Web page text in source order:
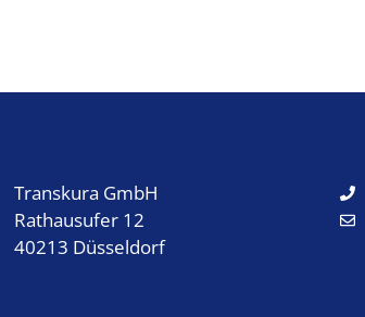
Transkura GmbH
Rathausufer 12
40213 Düsseldorf